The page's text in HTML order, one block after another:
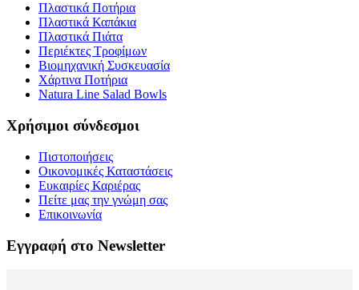
Πλαστικά Ποτήρια
Πλαστικά Καπάκια
Πλαστικά Πιάτα
Περιέκτες Τροφίμων
Βιομηχανική Συσκευασία
Χάρτινα Ποτήρια
Natura Line Salad Bowls
Χρήσιμοι σύνδεσμοι
Πιστοποιήσεις
Οικονομικές Καταστάσεις
Ευκαιρίες Καριέρας
Πείτε μας την γνώμη σας
Επικοινωνία
Εγγραφή στο Newsletter